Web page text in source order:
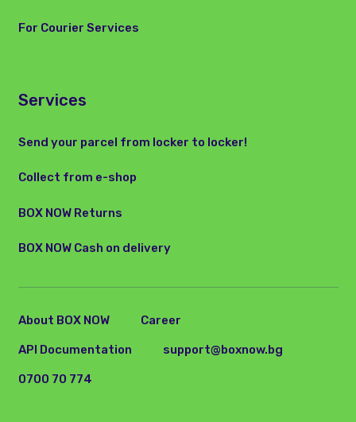
For Courier Services
Services
Send your parcel from locker to locker!
Collect from e-shop
BOX NOW Returns
BOX NOW Cash on delivery
About BOX NOW Career
API Documentation support@boxnow.bg
0700 70 774